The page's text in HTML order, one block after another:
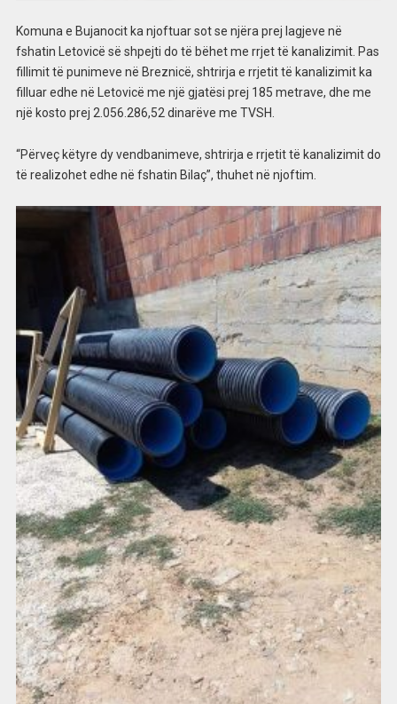
Komuna e Bujanocit ka njoftuar sot se njëra prej lagjeve në
fshatin Letovicë së shpejti do të bëhet me rrjet të kanalizimit. Pas
fillimit të punimeve në Breznicë, shtrirja e rrjetit të kanalizimit ka
filluar edhe në Letovicë me një gjatësi prej 185 metrave, dhe me
një kosto prej 2.056.286,52 dinarëve me TVSH.
“Përveç këtyre dy vendbanimeve, shtrirja e rrjetit të kanalizimit do
të realizohet edhe në fshatin Bilaç”, thuhet në njoftim.